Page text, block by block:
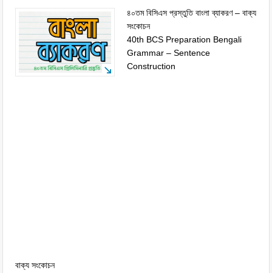
৪০তম বিসিএস প্রস্তুতি বাংলা ব্যাকরণ – বাক্য
সংকোচন
40th BCS Preparation Bengali
Grammar – Sentence
Construction
বাক্য সংকোচন